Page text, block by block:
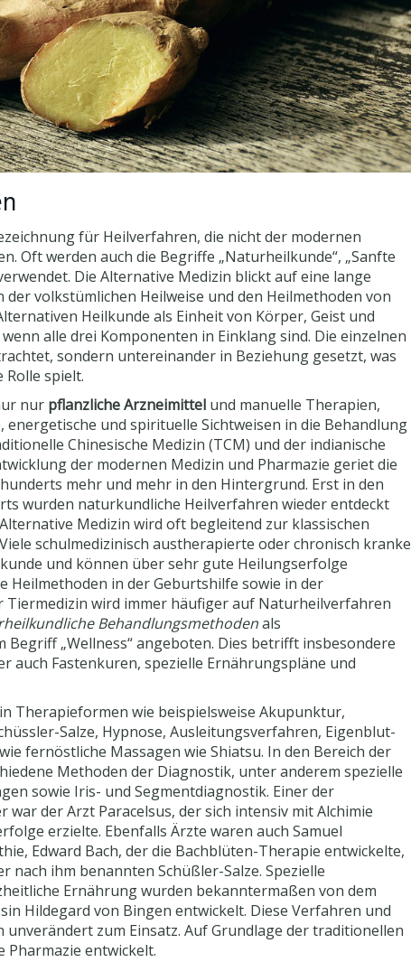
für Heilverfahren, die nicht der modernen
Oft werden auch die Begriffe „Naturheilkunde“, „Sanfte
Die Alternative Medizin blickt auf eine lange
volkstümlichen Heilweise und den Heilmethoden von
Heilkunde als Einheit von Körper, Geist und
alle drei Komponenten in Einklang sind. Die einzelnen
sondern untereinander in Beziehung gesetzt, was
spielt.
nur pflanzliche Arzneimittel und manuelle Therapien,
und spirituelle Sichtweisen in die Behandlung
Chinesische Medizin (TCM) und der indianische
der modernen Medizin und Pharmazie geriet die
mehr und mehr in den Hintergrund. Erst in den
wurden naturkundliche Heilverfahren wieder entdeckt
Medizin wird oft begleitend zur klassischen
schulmedizinisch austherapierte oder chronisch kranke
und können über sehr gute Heilungserfolge
Heilmethoden in der Geburtshilfe sowie in der
Tiermedizin wird immer häufiger auf Naturheilverfahren
Behandlungsmethodenals
„Wellness“ angeboten. Dies betrifft insbesondere
auch Fastenkuren, spezielle Ernährungspläne und
Therapieformen wie beispielsweise Akupunktur,
Salze, Hypnose, Ausleitungsverfahren, Eigenblut-
fernöstliche Massagen wie Shiatsu. In den Bereich der
Methoden der Diagnostik, unter anderem spezielle
sowie Iris- und Segmentdiagnostik. Einer der
der Arzt Paracelsus, der sich intensiv mit Alchimie
erzielte. Ebenfalls Ärzte waren auch Samuel
Edward Bach, der die Bachblüten-Therapie entwickelte,
nach ihm benannten Schüßler-Salze. Spezielle
Ernährung wurden bekanntermaßen von dem
Hildegard von Bingen entwickelt. Diese Verfahren und
zum Einsatz. Auf Grundlage der traditionellen
Pharmazie entwickelt.